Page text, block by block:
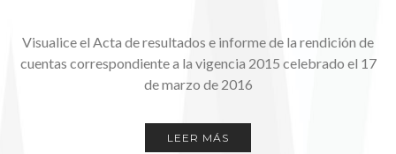
Visualice el Acta de resultados e informe de la rendición de
cuentas correspondiente a la vigencia 2015 celebrado el 17
de marzo de 2016
LEER MÁS